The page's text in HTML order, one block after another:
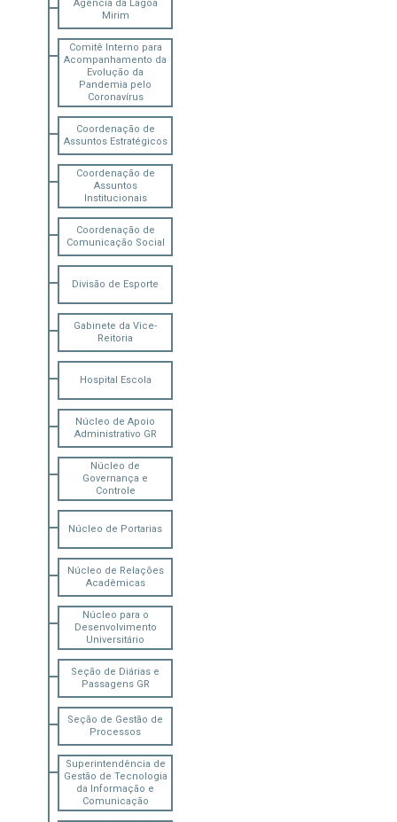
Agência da Lagoa
Mirim
Comitê Interno para
Acompanhamento da
Evolução da
Pandemia pelo
Coronavírus
Coordenação de
Assuntos Estratégicos
Coordenação de
Assuntos
Institucionais
Coordenação de
Comunicação Social
Divisão de Esporte
Gabinete da Vice-
Reitoria
Hospital Escola
Núcleo de Apoio
Administrativo GR
Núcleo de
Governança e
Controle
Núcleo de Portarias
Núcleo de Relações
Acadêmicas
Núcleo para o
Desenvolvimento
Universitário
Seção de Diárias e
Passagens GR
Seção de Gestão de
Processos
Superintendência de
Gestão de Tecnologia
da Informação e
Comunicação